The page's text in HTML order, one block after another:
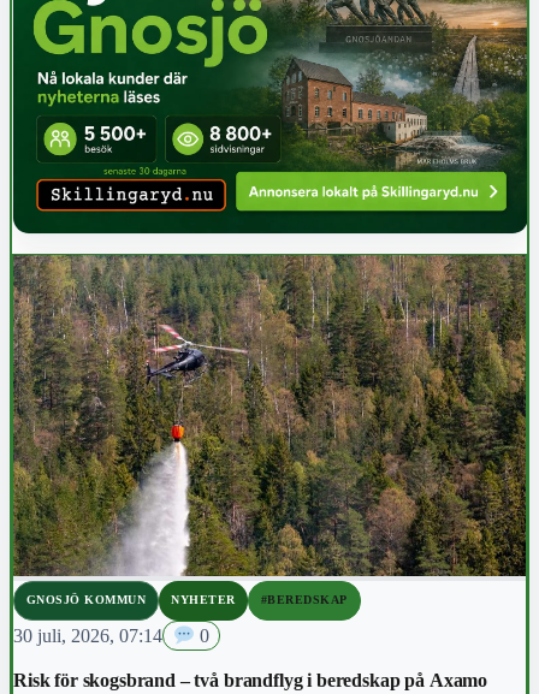
GNOSJÖ KOMMUN NYHETER #BEREDSKAP
30 juli, 2026, 07:14 0
Risk för skogsbrand – två brandflyg i beredskap på Axamo